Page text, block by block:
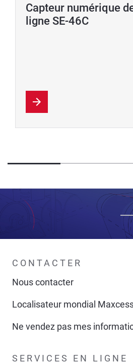
Capteur numérique
ligne SE-46C
CONTACTER
Nous contacter
Localisateur mondial
Ne vendez pas mes
SERVICES EN LIGNE